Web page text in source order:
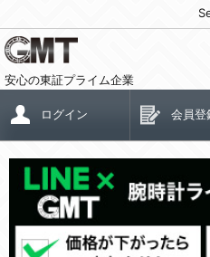
安心の東証プライム企業
ログイン 会員登